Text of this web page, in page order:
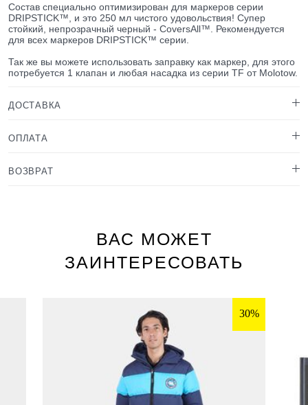
Состав специально оптимизирован для маркеров серии
DRIPSTICK™, и это 250 мл чистого удовольствия! Cупер
стойкий, непрозрачный черный - CoversAll™. Рекомендуется
для всех маркеров DRIPSTICK™ серии.
Так же вы можете использовать заправку как маркер, для этого
потребуется 1 клапан и любая насадка из серии TF от Molotow.
ДОСТАВКА
ОПЛАТА
ВОЗВРАТ
ВАС МОЖЕТ
ЗАИНТЕРЕСОВАТЬ
30%